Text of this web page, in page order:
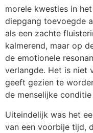
morele kwesties in
diepgang toevoegde
als een zachte
kalmerend, maar op
de emotionele
verlangde. Het is niet
geeft gezien te
de menselijke
Uiteindelijk was het
van een voorbije tijd,